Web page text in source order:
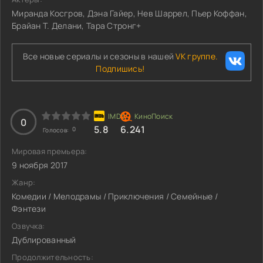
Миранда Косгров, Дэна Гайер, Нев Шаррел, Пьер Коффан,
Брайан Т. Делани, Тара Стронг+
Все новые сериалы и сезоны в нашейVK группе.
Подпишись!
0
Голосов: 0 5.8 6.241
Мировая премьера:
9 ноября 2017
Жанр:
Комедии / Мелодрамы / Приключения / Семейные /
Фэнтези
Озвучка:
Дублированный
Продолжительность: